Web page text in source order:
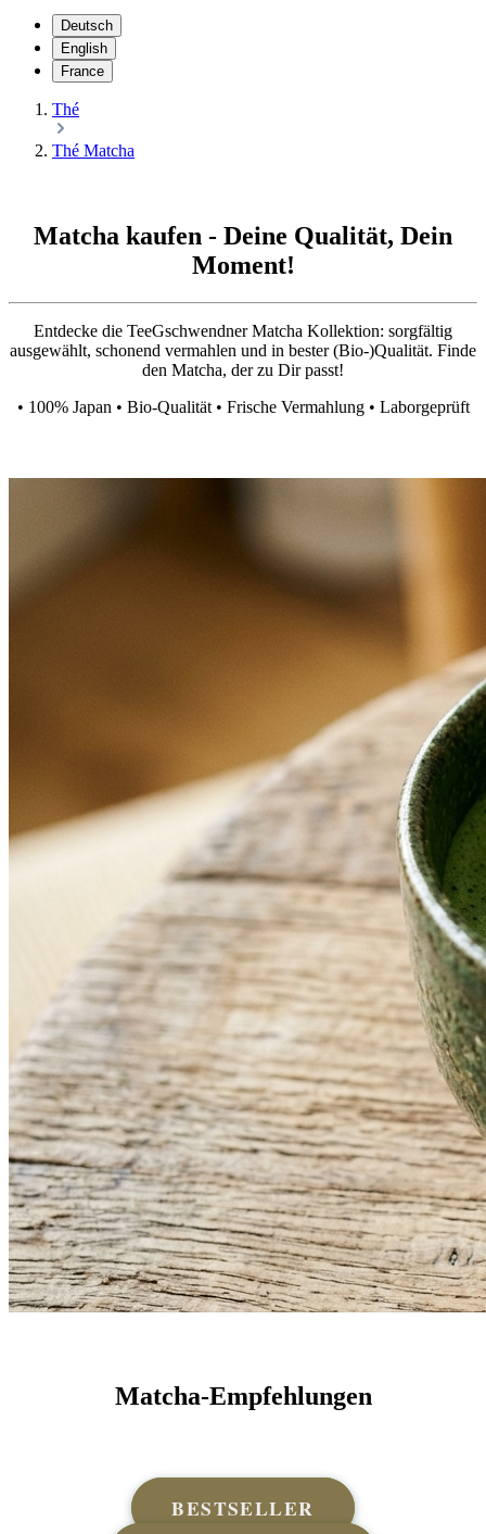
Deutsch
English
France
Thé
Thé Matcha
Matcha kaufen - Deine Qualität, Dein
Moment!
Entdecke die TeeGschwendner Matcha Kollektion: sorgfältig
ausgewählt, schonend vermahlen und in bester (Bio-)Qualität. Finde
den Matcha, der zu Dir passt!
• 100% Japan • Bio-Qualität • Frische Vermahlung • Laborgeprüft
Matcha-Empfehlungen
BESTSELLER